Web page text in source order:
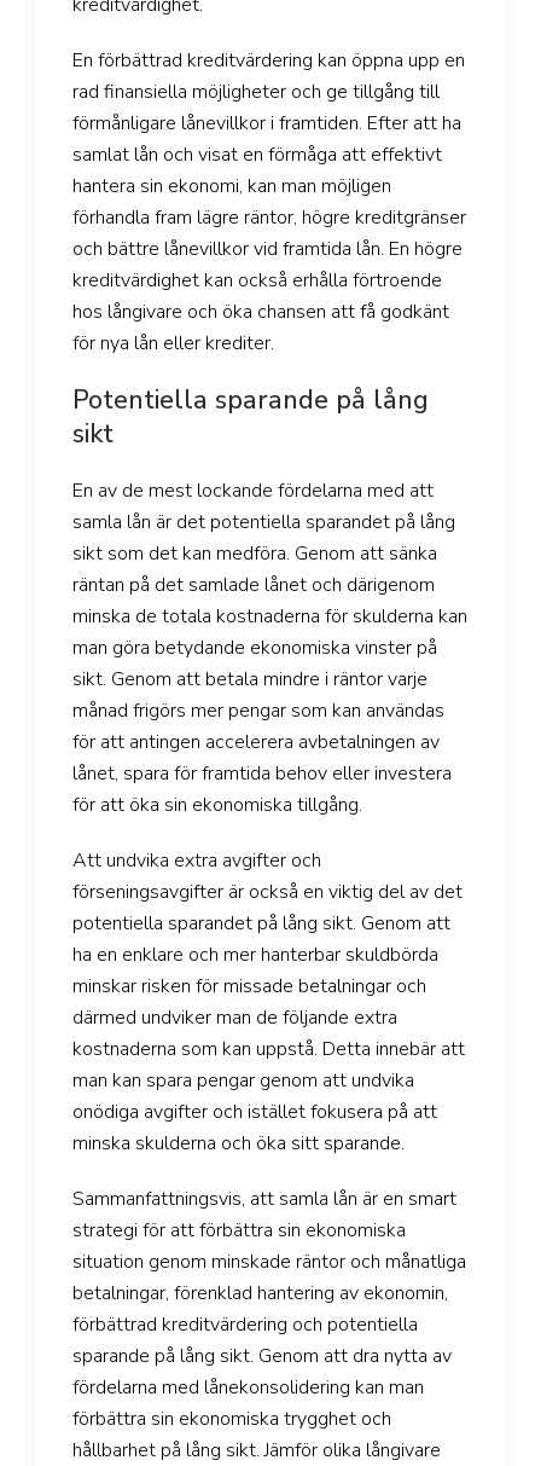
En förbättrad kreditvärdering kan öppna upp en
rad finansiella möjligheter och ge tillgång till
förmånligare lånevillkor i framtiden. Efter att ha
samlat lån och visat en förmåga att effektivt
hantera sin ekonomi, kan man möjligen
förhandla fram lägre räntor, högre kreditgränser
och bättre lånevillkor vid framtida lån. En högre
kreditvärdighet kan också erhålla förtroende
hos långivare och öka chansen att få godkänt
för nya lån eller krediter.
Potentiella sparande på lång
sikt
En av de mest lockande fördelarna med att
samla lån är det potentiella sparandet på lång
sikt som det kan medföra. Genom att sänka
räntan på det samlade lånet och därigenom
minska de totala kostnaderna för skulderna kan
man göra betydande ekonomiska vinster på
sikt. Genom att betala mindre i räntor varje
månad frigörs mer pengar som kan användas
för att antingen accelerera avbetalningen av
lånet, spara för framtida behov eller investera
för att öka sin ekonomiska tillgång.
Att undvika extra avgifter och
förseningsavgifter är också en viktig del av det
potentiella sparandet på lång sikt. Genom att
ha en enklare och mer hanterbar skuldbörda
minskar risken för missade betalningar och
därmed undviker man de följande extra
kostnaderna som kan uppstå. Detta innebär att
man kan spara pengar genom att undvika
onödiga avgifter och istället fokusera på att
minska skulderna och öka sitt sparande.
Sammanfattningsvis, att samla lån är en smart
strategi för att förbättra sin ekonomiska
situation genom minskade räntor och månatliga
betalningar, förenklad hantering av ekonomin,
förbättrad kreditvärdering och potentiella
sparande på lång sikt. Genom att dra nytta av
fördelarna med lånekonsolidering kan man
förbättra sin ekonomiska trygghet och
hållbarhet på lång sikt. Jämför olika långivare